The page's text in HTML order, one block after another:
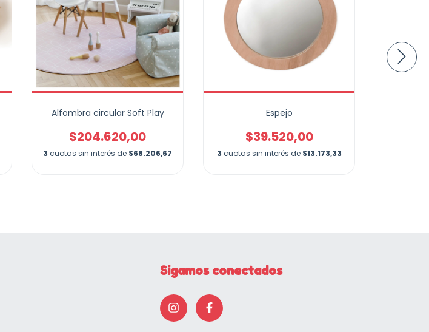
Alfombra circular Soft Play
$204.620,00
3 cuotas sin interés de $68.206,67
Espejo
$39.520,00
3 cuotas sin interés de $13.173,33
Sigamos conectados